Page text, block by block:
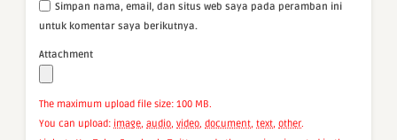
Simpan nama, email, dan situs web saya pada peramban ini
untuk komentar saya berikutnya.
Attachment
The maximum upload file size: 100 MB.
You can upload: image, audio, video, document, text, other.